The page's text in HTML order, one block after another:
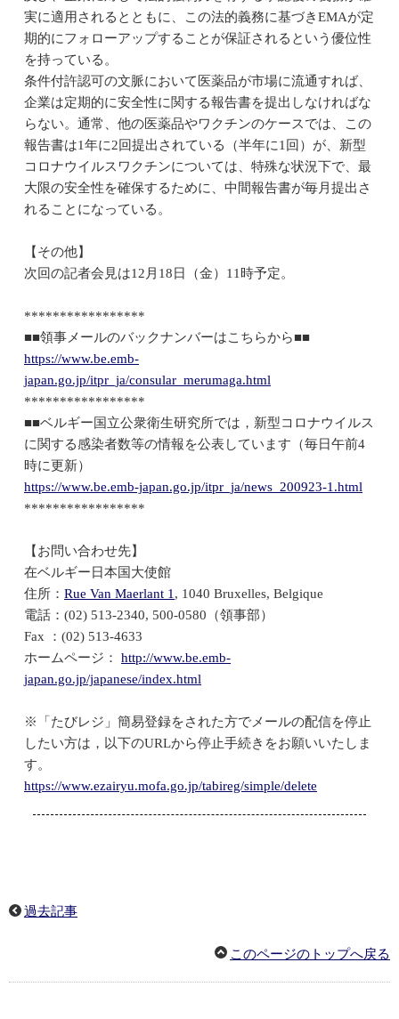
実に適用されるとともに、この法的義務に基づきEMAが定
期的にフォローアップすることが保証されるという優位性
を持っている。
条件付許認可の文脈において医薬品が市場に流通すれば、
企業は定期的に安全性に関する報告書を提出しなければな
らない。通常、他の医薬品やワクチンのケースでは、この
報告書は1年に2回提出されている（半年に1回）が、新型
コロナウイルスワクチンについては、特殊な状況下で、最
大限の安全性を確保するために、中間報告書が毎月提出さ
れることになっている。
【その他】
次回の記者会見は12月18日（金）11時予定。
*****************
■■領事メールのバックナンバーはこちらから■■
https://www.be.emb-
japan.go.jp/itpr_ja/consular_merumaga.html
*****************
■■ベルギー国立公衆衛生研究所では，新型コロナウイルス
に関する感染者数等の情報を公表しています（毎日午前4
時に更新）
https://www.be.emb-japan.go.jp/itpr_ja/news_200923-1.html
*****************
【お問い合わせ先】
在ベルギー日本国大使館
住所： Rue Van Maerlant 1, 1040 Bruxelles, Belgique
電話：(02) 513-2340, 500-0580（領事部）
Fax ：(02) 513-4633
ホームページ： http://www.be.emb-
japan.go.jp/japanese/index.html
※「たびレジ」簡易登録をされた方でメールの配信を停止
したい方は，以下のURLから停止手続きをお願いいたしま
す。
https://www.ezairyu.mofa.go.jp/tabireg/simple/delete
過去記事
このページのトップへ戻る